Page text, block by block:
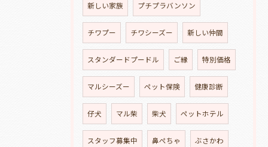
新しい家族 プチプラバンソン
チワプー チワシーズー 新しい仲間
スタンダードプードル ご縁 特別価格
マルシーズー ペット保険 健康診断
仔犬 マル柴 柴犬 ペットホテル
スタッフ募集中 鼻ぺちゃ ぶさかわ